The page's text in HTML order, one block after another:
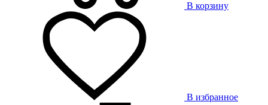
В корзину
В избранное